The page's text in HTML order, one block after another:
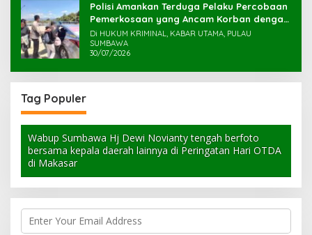
Polisi Amankan Terduga Pelaku Percobaan
Pemerkosaan yang Ancam Korban dengan
Parang
Di HUKUM KRIMINAL, KABAR UTAMA, PULAU
SUMBAWA
30/07/2026
Tag Populer
Wabup Sumbawa Hj Dewi Novianty tengah berfoto
bersama kepala daerah lainnya di Peringatan Hari OTDA
di Makasar